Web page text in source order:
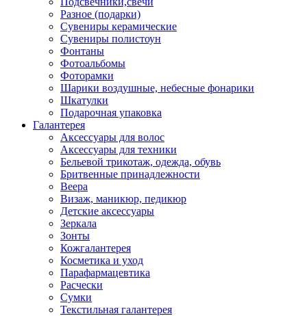
Разное (подарки)
Сувениры керамические
Сувениры полистоун
Фонтаны
Фотоальбомы
Фоторамки
Шарики воздушные, небесные фонарики
Шкатулки
Подарочная упаковка
Галантерея
Аксессуары для волос
Аксессуары для техники
Бельевой трикотаж, одежда, обувь
Бритвенные принадлежности
Веера
Визаж, маникюр, педикюр
Детские аксессуары
Зеркала
Зонты
Кожгалантерея
Косметика и уход
Парафармацевтика
Расчески
Сумки
Текстильная галантерея